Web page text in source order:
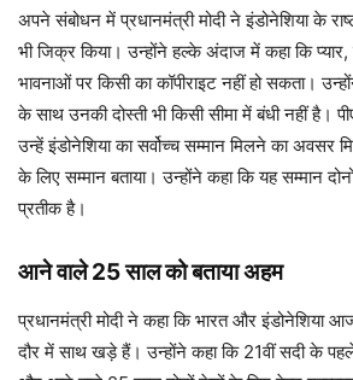
अपने संबोधन में प्रधानमंत्री मोदी ने इंडोनेशिया के
भी जिक्र किया। उन्होंने हल्के अंदाज में कहा कि
भावनाओं पर किसी का कॉपीराइट नहीं हो सकता।
के साथ उनकी दोस्ती भी किसी सीमा में बंधी नहीं है।
उन्हें इंडोनेशिया का सर्वोच्च सम्मान मिलने का अवसर
के लिए सम्मान बताया। उन्होंने कहा कि यह सम्मान
प्रतीक है।
आने वाले 25 साल को बताया अहम
प्रधानमंत्री मोदी ने कहा कि भारत और इंडोनेशिया
दौर में साथ खड़े हैं। उन्होंने कहा कि 21वीं सदी के